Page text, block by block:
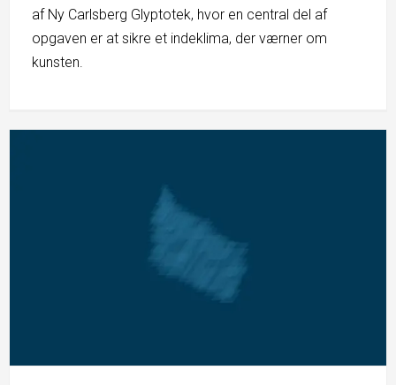
af Ny Carlsberg Glyptotek, hvor en central del af
opgaven er at sikre et indeklima, der værner om
kunsten.